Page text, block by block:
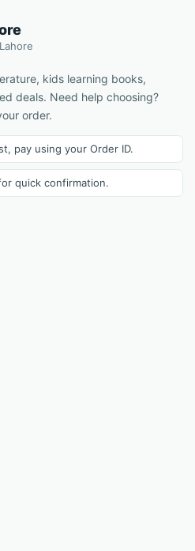
kids learning books,
deals. Need help choosing?
order.
pay using your Order ID.
quick confirmation.